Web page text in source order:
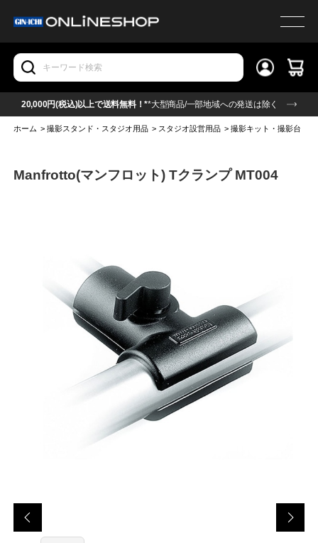
20,000円(税込)以上で送料無料！**大型商品/一部地域への発送は除く
ホーム >撮影スタンド・スタジオ用品 > スタジオ設営用品 >撮影キット・撮影台
Manfrotto(マンフロット) Tクランプ MT004